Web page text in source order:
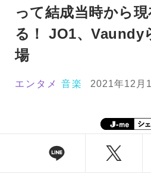
って結成当時から
る！ JO1、Vaundy
場
エンタメ 音楽 2021年12月